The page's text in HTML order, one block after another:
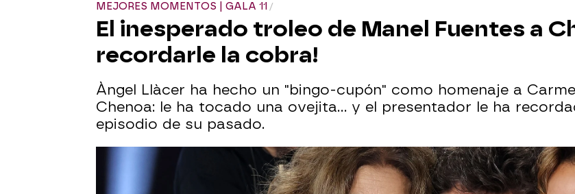
MEJORES MOMENTOS | GALA 11
El inesperado troleo de Manel Fuentes a
recordarle la cobra!
Àngel Llàcer ha hecho un "bingo-cupón" como homenaje a
Chenoa: le ha tocado una ovejita... y el presentador le ha
episodio de su pasado.
CRÓNICA: Victoria con embrujo de Miriam Rodríguez en una gala de
Todos los retos de la Gala 12: Celine Dion, el regreso de María Peláe y